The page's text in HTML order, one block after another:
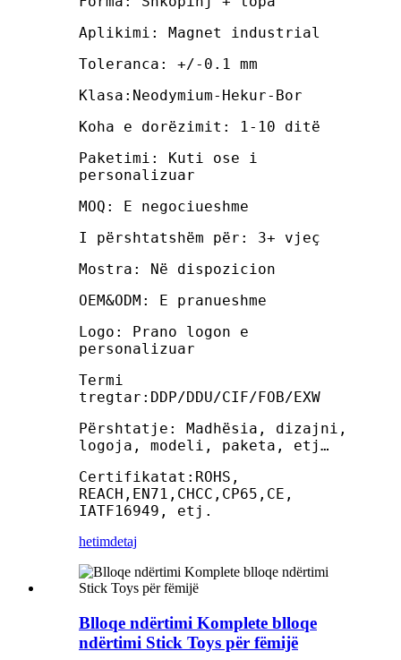
Aplikimi: Magnet industrial
Toleranca: +/-0.1 mm
Klasa:Neodymium-Hekur-Bor
Koha e dorëzimit: 1-10 ditë
Paketimi: Kuti ose i
personalizuar
MOQ: E negociueshme
I përshtatshëm për: 3+ vjeç
Mostra: Në dispozicion
OEM&ODM: E pranueshme
Logo: Prano logon e
personalizuar
Termi
tregtar:DDP/DDU/CIF/FOB/EXW
Përshtatje: Madhësia, dizajni,
logoja, modeli, paketa, etj…
Certifikatat:ROHS,
REACH,EN71,CHCC,CP65,CE,
IATF16949, etj.
hetimdetaj
Blloqe ndërtimi Komplete blloqe
ndërtimi Stick Toys për fëmijë